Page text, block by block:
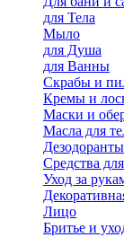
для Тела
Мыло
для Душа
для Ванны
Скрабы и
Кремы и
Маски и
Масла для
Дезодоранты
Средства
Уход за
Лицо
Бритье и